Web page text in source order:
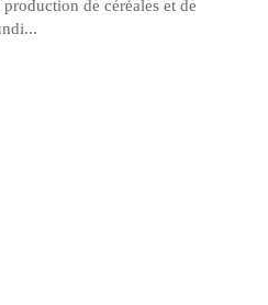
de céréales et de